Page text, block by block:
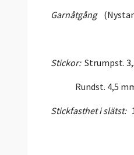
Garnåtgång
Stickor:Strumpst.
Rundst. 4,5 mm
Stickfasthet i slätst: